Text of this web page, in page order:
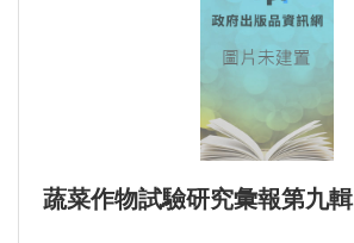
蔬菜作物試驗研究彙報第九輯